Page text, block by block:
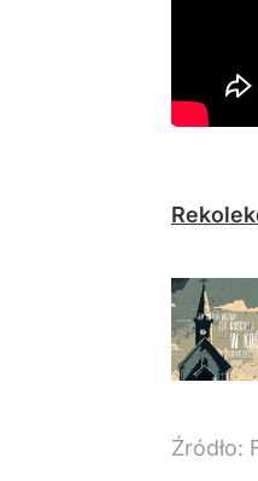
Źródło: